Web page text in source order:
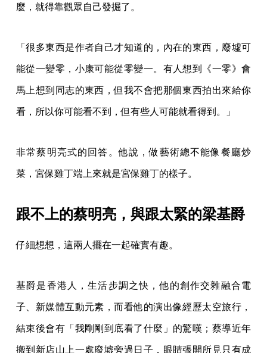
麼，就得靠觀眾自己發掘了。
「很多東西是作者自己才知道的，內在的東西，廢墟可
能從一變零，小康可能從零變一。有人想到《一零》會
馬上想到同志的東西，但我不會把那個東西拍出來給你
看，所以你可能看不到，但有些人可能就看得到。」
非常蔡明亮式的回答。他說，做藝術總不能像餐廳炒
菜，宮保雞丁端上來就是宮保雞丁的樣子。
跟不上的蔡明亮，與跟太緊的梁基爵
仔細想想，這兩人擺在一起確實有趣。
基爵是香港人，生活步調之快，他的創作交雜融合電
子、新媒體互動元素，而看他的演出像經歷太空旅行，
結束後會有「我剛剛到底看了什麼」的驚嘆；蔡導近年
搬到新店山上一處廢墟旁過日子，眼睛張開所見只有成